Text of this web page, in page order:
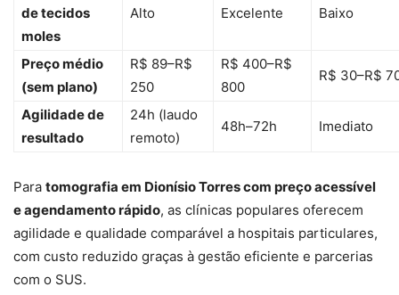
de tecidos
moles
Alto Excelente Baixo
Preço médio
(sem plano)
R$ 89–R$
250
R$ 400–R$
800
R$ 30–R$
Agilidade de
resultado
24h (laudo
remoto)
48h–72h Imediato
Para tomografia em Dionísio Torres com preço acessível
e agendamento rápido, as clínicas populares oferecem
agilidade e qualidade comparável a hospitais particulares,
com custo reduzido graças à gestão eficiente e parcerias
com o SUS.